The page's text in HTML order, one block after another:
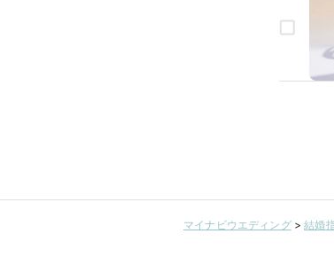
マイナビウエディング>結婚